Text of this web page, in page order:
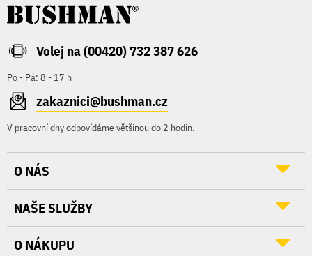
Volej na (00420) 732 387 626
Po - Pá: 8 - 17 h
zakaznici@bushman.cz
V pracovní dny odpovídáme většinou do 2 hodin.
O NÁS
NAŠE SLUŽBY
O NÁKUPU